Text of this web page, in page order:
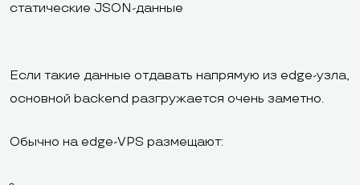
статические JSON-данные
Если такие данные отдавать напрямую из edge-узла,
основной backend разгружается очень заметно.
Обычно на edge-VPS размещают: